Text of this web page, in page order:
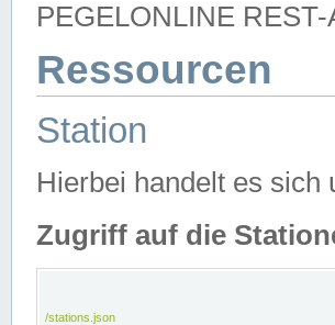
PEGELONLINE
Ressourcen
Station
Hierbei handelt es sich
Zugriff auf die
/stations.json